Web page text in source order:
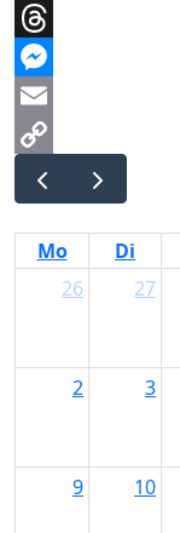
Telegram
Threads
Messenger
Email
Copy
Link
Mo Di
26
27
2 3
9 10